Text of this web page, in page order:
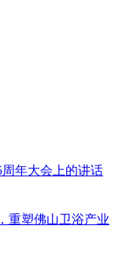
年大会上的讲话
重塑佛山卫浴产业